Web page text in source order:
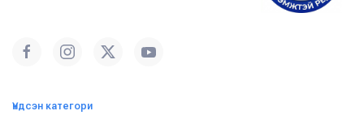
Үндсэн категори